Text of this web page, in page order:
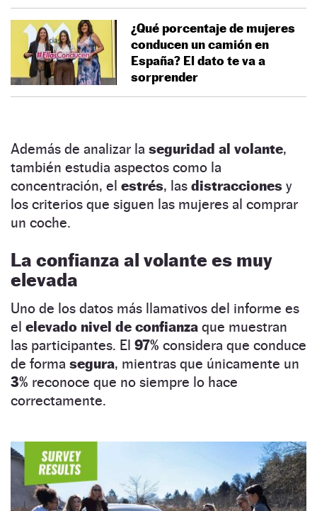
¿Qué porcentaje de mujeres
conducen un camión en
España? El dato te va a
sorprender
Además de analizar la seguridad al volante,
también estudia aspectos como la
concentración, el estrés, las distracciones y
los criterios que siguen las mujeres al comprar
un coche.
La confianza al volante es muy
elevada
Uno de los datos más llamativos del informe es
el elevado nivel de confianza que muestran
las participantes. El 97% considera que conduce
de forma segura, mientras que únicamente un
3% reconoce que no siempre lo hace
correctamente.